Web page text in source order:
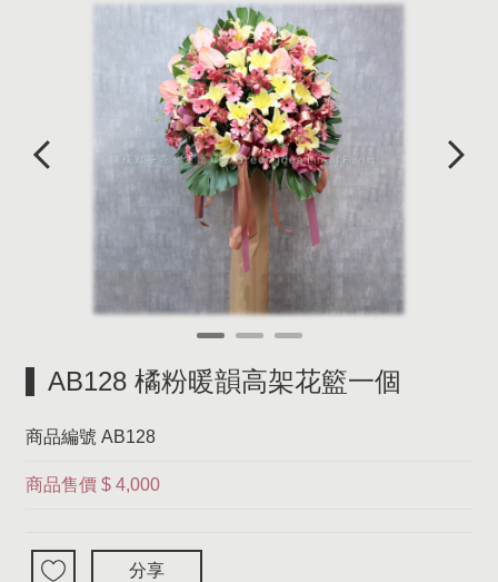
AB128 橘粉暖韻高架花籃一個
商品編號 AB128
商品售價 $ 4,000
分享